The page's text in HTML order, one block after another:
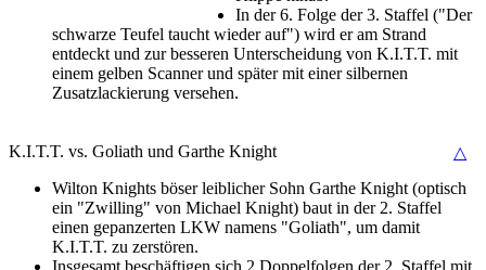
In der 6. Folge der 3. Staffel ("Der
schwarze Teufel taucht wieder auf") wird er am Strand
entdeckt und zur besseren Unterscheidung von K.I.T.T. mit
einem gelben Scanner und später mit einer silbernen
Zusatzlackierung versehen.
K.I.T.T. vs. Goliath und Garthe Knight
△
Wilton Knights böser leiblicher Sohn Garthe Knight (optisch
ein "Zwilling" von Michael Knight) baut in der 2. Staffel
einen gepanzerten LKW namens "Goliath", um damit
K.I.T.T. zu zerstören.
Insgesamt beschäftigen sich 2 Doppelfolgen der 2. Staffel mit